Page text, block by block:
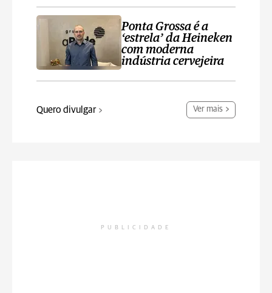
Ponta Grossa é a
‘estrela’ da Heineken
com moderna
indústria cervejeira
Quero divulgar Ver mais
PUBLICIDADE